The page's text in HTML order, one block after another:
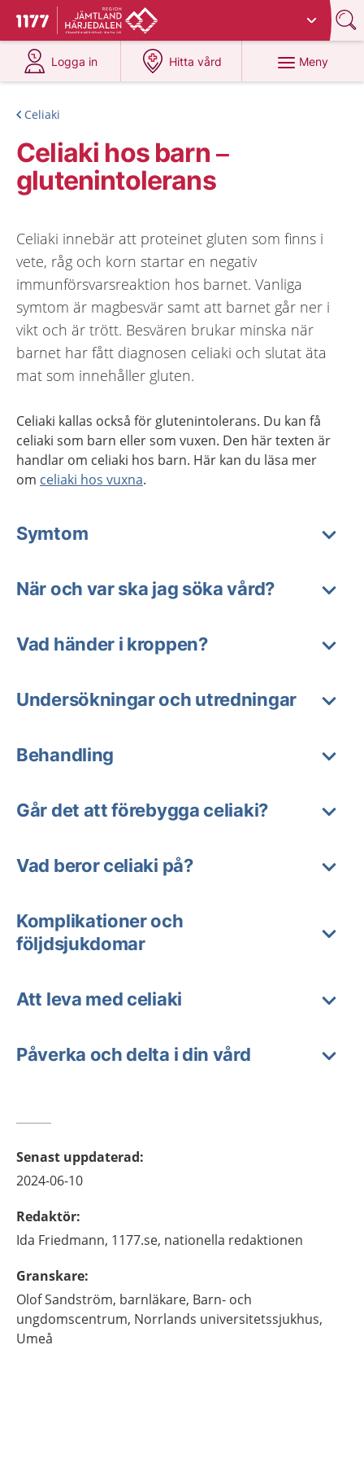
Till startsidan för 1177
Du har valt region
Logga in
på 1177.se
Hitta vård
på 1177.se
Meny
Celiaki
Celiaki hos barn –
glutenintolerans
Celiaki innebär att proteinet gluten som finns i
vete, råg och korn startar en negativ
immunförsvarsreaktion hos barnet. Vanliga
symtom är magbesvär samt att barnet går ner i
vikt och är trött. Besvären brukar minska när
barnet har fått diagnosen celiaki och slutat äta
mat som innehåller gluten.
Celiaki kallas också för glutenintolerans. Du kan få
celiaki som barn eller som vuxen. Den här texten är
handlar om celiaki hos barn. Här kan du läsa mer
om celiaki hos vuxna.
Symtom
När och var ska jag söka vård?
Vad händer i kroppen?
Undersökningar och utredningar
Behandling
Går det att förebygga celiaki?
Vad beror celiaki på?
Komplikationer och
följdsjukdomar
Att leva med celiaki
Påverka och delta i din vård
Senast uppdaterad:
2024-06-10
Redaktör:
Ida Friedmann, 1177.se, nationella redaktionen
Granskare:
OlofSandström, barnläkare, Barn- och
ungdomscentrum, Norrlands universitetssjukhus,
Umeå